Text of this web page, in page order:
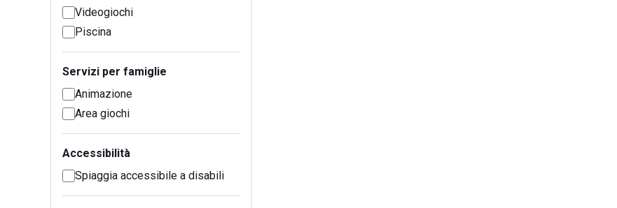
Videogiochi
Piscina
Servizi per famiglie
Animazione
Area giochi
Accessibilità
Spiaggia accessibile a disabili